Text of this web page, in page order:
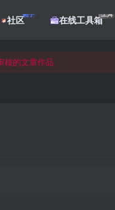
社区帖子 在线工具箱工具
核的文章作品
核的文章作品